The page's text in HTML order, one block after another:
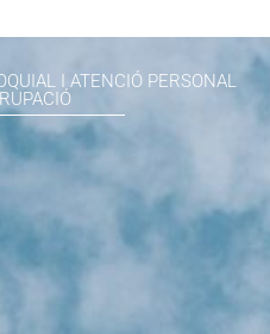
I ATENCIÓ PERSONAL